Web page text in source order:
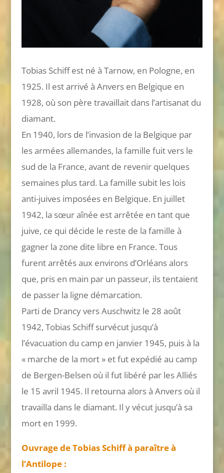
Tobias Schiff est né à Tarnow, en Pologne, en
1925. Il est arrivé à Anvers en Belgique en
1928, où son père travaillait dans l’artisanat du
diamant.
En 1940, lors de l’invasion de la Belgique par
les armées allemandes, la famille fuit vers le
sud de la France, avant de revenir quelques
semaines plus tard. La famille subit les lois
anti-juives imposées en Belgique. En juillet
1942, la sœur aînée est arrêtée en tant que
juive, ce qui décide le reste de la famille à
gagner la zone dite libre en France. Tous
furent arrêtés aux environs d’Orléans alors
que, pris en main par un passeur, ils tentaient
de passer la ligne démarcation.
Parti de Drancy vers Auschwitz le 28 août
1942, Tobias Schiff survécut jusqu’à
l’évacuation du camp en janvier 1945, puis à la
« marche de la mort » et fut expédié au camp
de Bergen-Belsen où il fut libéré par les Alliés
le 15 avril 1945. Il retourna alors à Anvers où il
travailla dans le diamant. Il y vécut jusqu’à sa
mort en 1999.
Ouvrage de Tobias Schiff à paraître à
l’Antilope :